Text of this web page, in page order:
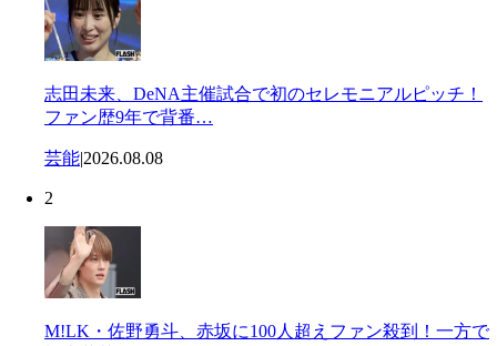
志田未来、DeNA主催試合で初のセレモニアルピッチ！
ファン歴9年で背番…
芸能|2026.08.08
2
M!LK・佐野勇斗、赤坂に100人超えファン殺到！一方で